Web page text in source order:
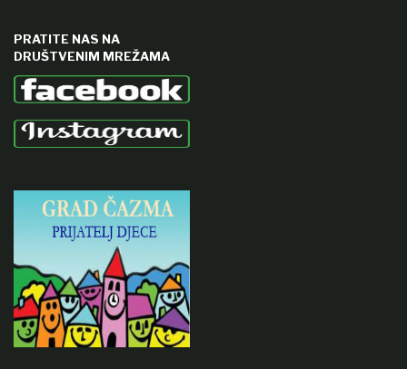
PRATITE NAS NA
DRUŠTVENIM MREŽAMA